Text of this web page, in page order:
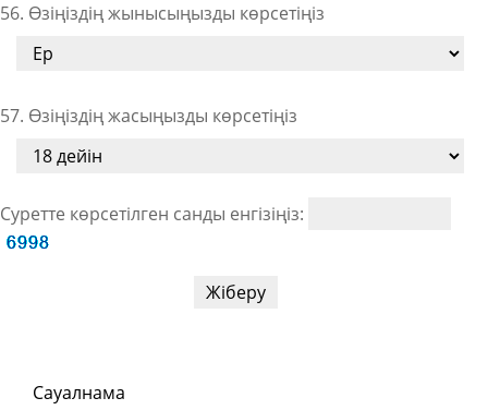
56. Өзіңіздің жынысыңызды көрсетіңіз
57. Өзіңіздің жасыңызды көрсетіңіз
Суретте көрсетілген санды енгізіңіз:
Сауалнама